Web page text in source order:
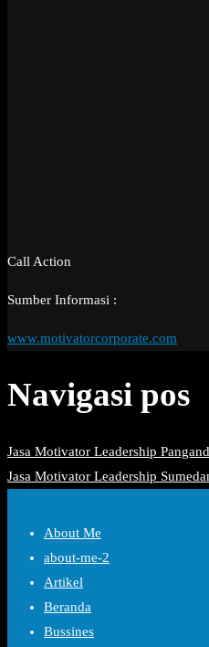
Call Action
Sumber Informasi :
www.motivatorcorporate.com
Navigasi pos
Jasa Motivator Leadership
Jasa Motivator Leadership
About Me
about-me-2
Artikel
Beranda
Bussines